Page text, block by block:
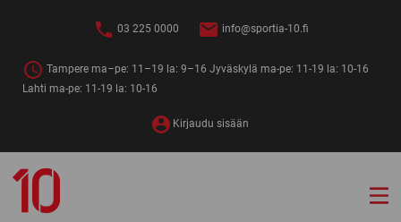
03 225 0000 info@sportia-10.fi
Tampere ma–pe: 11–19 la: 9–16 Jyväskylä ma-pe: 11-19 la: 10-16
Lahti ma-pe: 11-19 la: 10-16
Kirjaudu sisään
10